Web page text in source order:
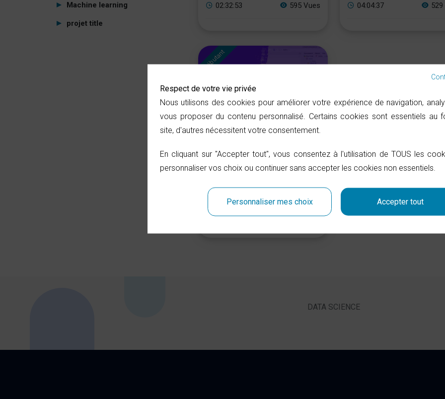
Machine learning
projet title
02:32:53 595 Vues 04:04:37 529
Débutant
R les fondamentaux
DATA SCIENCE
Respect de votre vie privée
Nous utilisons des cookies pour améliorer votre expérience de navigation,
vous proposer du contenu personnalisé. Certains cookies sont essentiels au
site, d'autres nécessitent votre consentement.
En cliquant sur "Accepter tout", vous consentez à l'utilisation de TOUS les
personnaliser vos choix ou continuer sans accepter les cookies non essentiels.
Personnaliser mes choix Accepter tout